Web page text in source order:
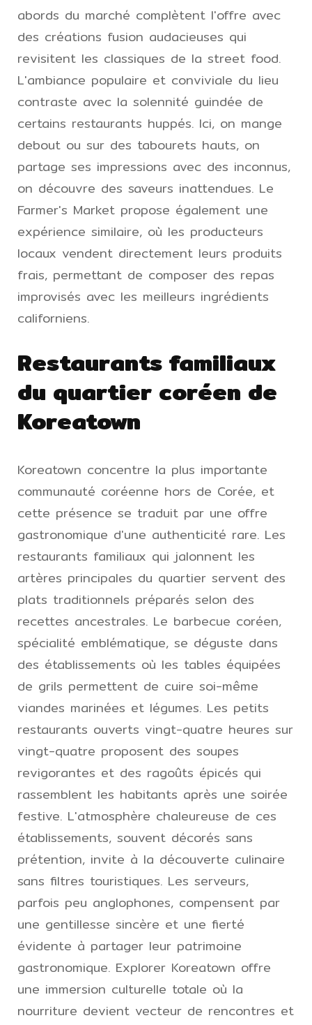
abords du marché complètent l'offre avec
des créations fusion audacieuses qui
revisitent les classiques de la street food.
L'ambiance populaire et conviviale du lieu
contraste avec la solennité guindée de
certains restaurants huppés. Ici, on mange
debout ou sur des tabourets hauts, on
partage ses impressions avec des inconnus,
on découvre des saveurs inattendues. Le
Farmer's Market propose également une
expérience similaire, où les producteurs
locaux vendent directement leurs produits
frais, permettant de composer des repas
improvisés avec les meilleurs ingrédients
californiens.
Restaurants familiaux
du quartier coréen de
Koreatown
Koreatown concentre la plus importante
communauté coréenne hors de Corée, et
cette présence se traduit par une offre
gastronomique d'une authenticité rare. Les
restaurants familiaux qui jalonnent les
artères principales du quartier servent des
plats traditionnels préparés selon des
recettes ancestrales. Le barbecue coréen,
spécialité emblématique, se déguste dans
des établissements où les tables équipées
de grils permettent de cuire soi-même
viandes marinées et légumes. Les petits
restaurants ouverts vingt-quatre heures sur
vingt-quatre proposent des soupes
revigorantes et des ragoûts épicés qui
rassemblent les habitants après une soirée
festive. L'atmosphère chaleureuse de ces
établissements, souvent décorés sans
prétention, invite à la découverte culinaire
sans filtres touristiques. Les serveurs,
parfois peu anglophones, compensent par
une gentillesse sincère et une fierté
évidente à partager leur patrimoine
gastronomique. Explorer Koreatown offre
une immersion culturelle totale où la
nourriture devient vecteur de rencontres et